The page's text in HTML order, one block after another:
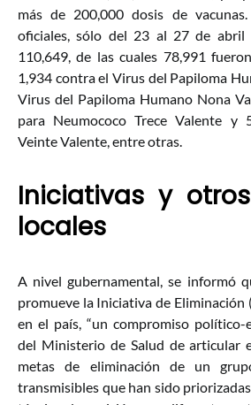
más de 200,000 dosis de
oficiales, sólo del 23 al 27 de abril
110,649, de las cuales 78,991
1,934 contra el Virus del Papiloma
Virus del Papiloma Humano Nona
para Neumococo Trece Valente y
Veinte Valente, entre otras.
Iniciativas y
locales
A nivel gubernamental, se informó
promueve la Iniciativa de Eliminación
en el país, “un compromiso
del Ministerio de Salud de articular
metas de eliminación de un
transmisibles que han sido